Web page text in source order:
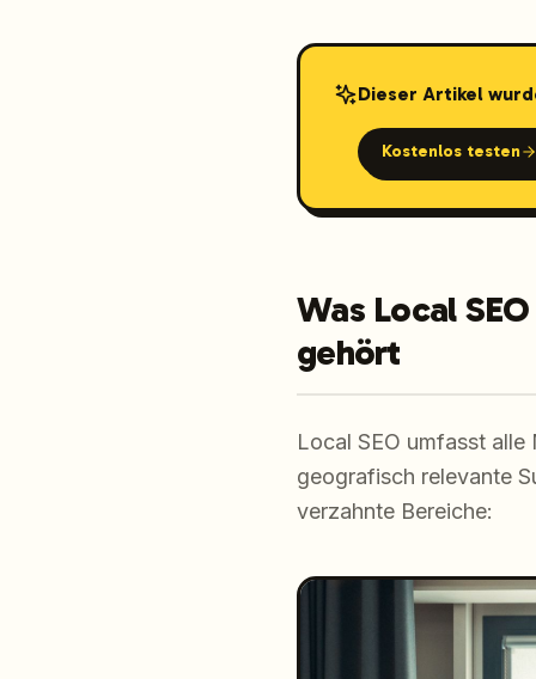
Dieser Artikel
Kostenlos testen
Was Local
gehört
Local SEO umfasst
geografisch relevante
verzahnte Bereiche: